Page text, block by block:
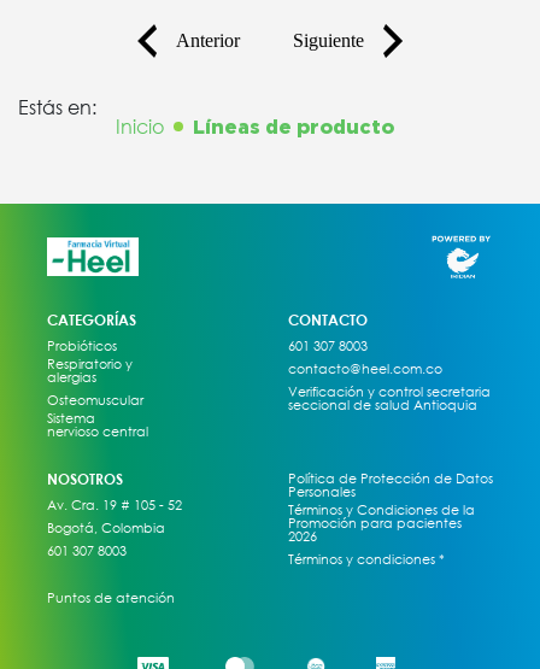
Anterior Siguiente
Estás en:
Inicio
Líneas de producto
Política de Protección de Datos
Personales
Términos y Condiciones de la
Promoción para pacientes
2026
Términos y condiciones *
NOSOTROS
Av. Cra. 19 # 105 - 52
Bogotá, Colombia
601 307 8003
Puntos de atención
CATEGORÍAS
Probióticos
Respiratorio y
alergias
Osteomuscular
Sistema
nervioso central
CONTACTO
601 307 8003
contacto@heel.com.co
Verificación y control secretaria
seccional de salud Antioquia